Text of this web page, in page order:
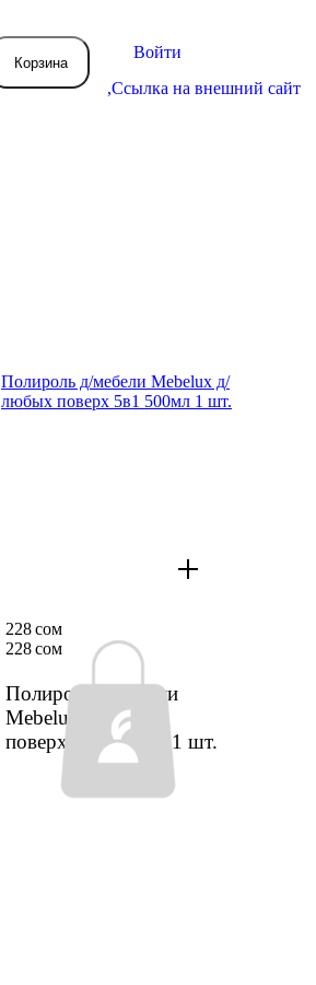
Корзина
Войти
,Ссылка на внешний сайт
Полироль д/мебели Mebelux д/
любых поверх 5в1 500мл 1 шт.
Полироль д/мебели
Mebelux д/любых
поверх 5в1 500мл1 шт.
228 сом
228 сом